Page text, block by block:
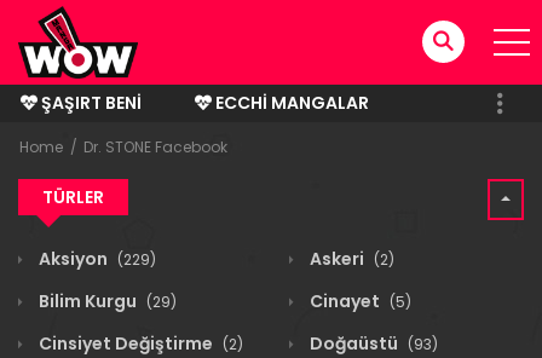
ŞAŞIRT BENI
ECCHI MANGALAR
BITMIŞ MANGALAR
Home Dr. STONE Facebook
TÜRLER
Aksiyon (229) Askeri (2)
Bilim Kurgu (29) Cinayet (5)
Cinsiyet Değiştirme (2) Doğaüstü (93)